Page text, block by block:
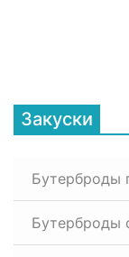
Закуски
Бутерброды
Бутерброды